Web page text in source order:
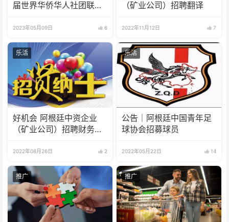
届世界华侨华人社团联谊
2023年05月09日 6
（矿业公司）招聘翻译
2022年11月12日 7
乐活
好机会 阿根廷中资企业
（矿业公司）招聘财务人
2022年08月26日 2
乐活
公告｜阿根廷中国青年足
球协会招募球员
2022年05月22日 14
推广 推广